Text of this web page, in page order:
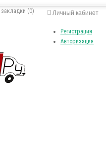
Личный кабинет
Регистрация
Авторизация
(0)